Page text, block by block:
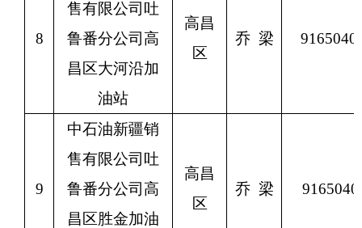
8
售有限公司吐
鲁番分公司高
昌区大河沿加
油站
高昌
区
乔 梁
9
中石油新疆销
售有限公司吐
鲁番分公司高
昌区胜金加油
高昌
区
乔 梁